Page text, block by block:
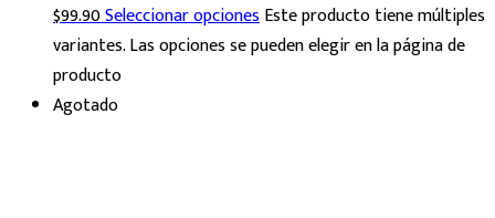
$99.90Seleccionar opcionesEste producto tiene múltiples
variantes. Las opciones se pueden elegir en la página de
producto
Agotado